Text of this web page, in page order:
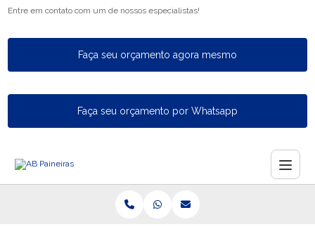
Entre em contato com um de nossos especialistas!
Faça seu orçamento agora mesmo
Faça seu orçamento por Whatsapp